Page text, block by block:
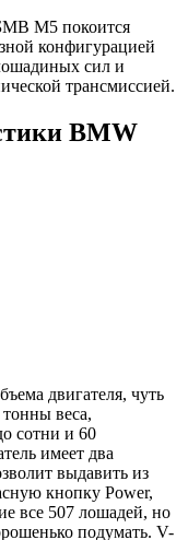
М5 покоится
конфигурацией
сил и
трансмиссией.
BMW
двигателя, чуть
веса,
сотни и 60
имеет два
выдавить из
кнопку Power,
все 507 лошадей, но
подумать. V-